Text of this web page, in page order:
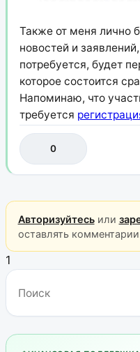
Также от меня лично
новостей и
потребуется, будет
которое состоится
Напоминаю, что
требуется
0
Авторизуйтесьили
оставлять
1